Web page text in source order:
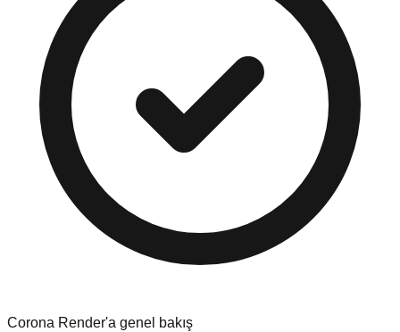
Corona Render'a genel bakış